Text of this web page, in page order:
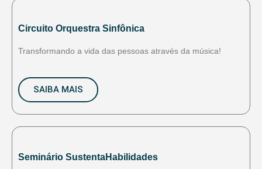
Circuito Orquestra Sinfônica
Transformando a vida das pessoas através da música!
SAIBA MAIS
Seminário SustentaHabilidades